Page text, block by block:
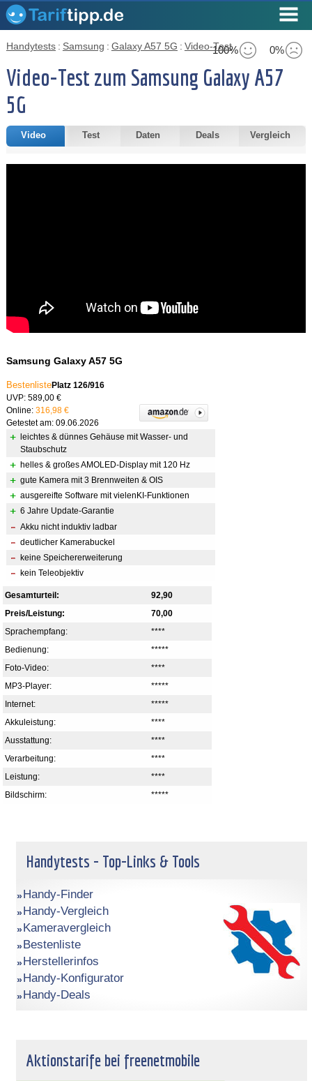
100% 0%
Handytests : Samsung : Galaxy A57 5G : Video-Test
Video-Test zum Samsung Galaxy A57
5G
Video Test Daten Deals Vergleich
Samsung Galaxy A57 5G
BestenlistePlatz 126/916
UVP: 589,00 €
Online: 316,98 €
Getestet am: 09.06.2026
leichtes & dünnes Gehäuse mit Wasser- und
Staubschutz
helles & großes AMOLED-Display mit 120 Hz
gute Kamera mit 3 Brennweiten & OIS
ausgereifte Software mit vielenKI-Funktionen
6 Jahre Update-Garantie
Akku nicht induktiv ladbar
deutlicher Kamerabuckel
keine Speichererweiterung
kein Teleobjektiv
92,90
Gesamturteil:
70,00
Preis/Leistung:
****
Sprachempfang:
*****
Bedienung:
****
Foto-Video:
*****
MP3-Player:
*****
Internet:
****
Akkuleistung:
****
Ausstattung:
****
Verarbeitung:
****
Leistung:
*****
Bildschirm:
Handytests - Top-Links & Tools
Handy-Finder
Handy-Vergleich
Kameravergleich
Bestenliste
Herstellerinfos
Handy-Konfigurator
Handy-Deals
Aktionstarife bei freenetmobile